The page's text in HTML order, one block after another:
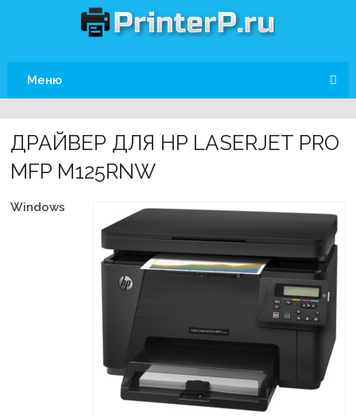
Меню
ДРАЙВЕР ДЛЯ HP LASERJET PRO
MFP M125RNW
Windows